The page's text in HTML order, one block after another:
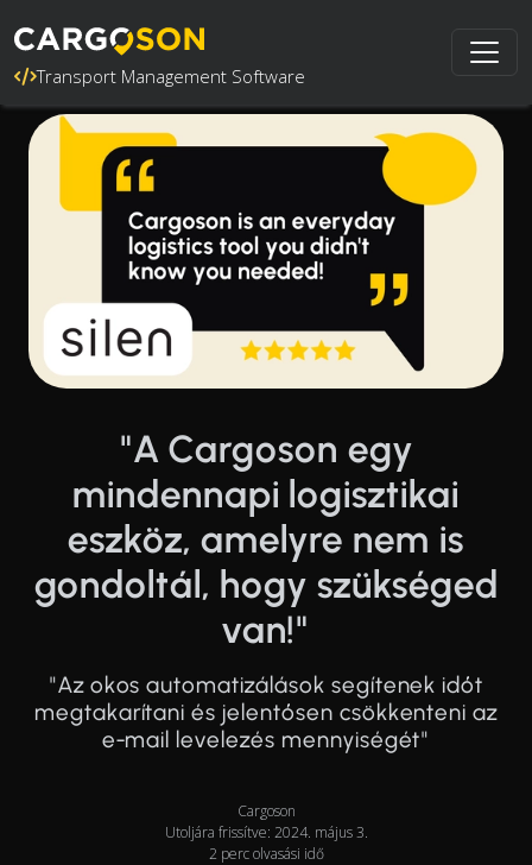
Transport Management Software
"A Cargoson egy
mindennapi logisztikai
eszköz, amelyre nem is
gondoltál, hogy szükséged
van!"
"Az okos automatizálások segítenek időt
megtakarítani és jelentősen csökkenteni az
e-mail levelezés mennyiségét"
Cargoson
Utoljára frissítve: 2024. május 3.
2 perc olvasási idő